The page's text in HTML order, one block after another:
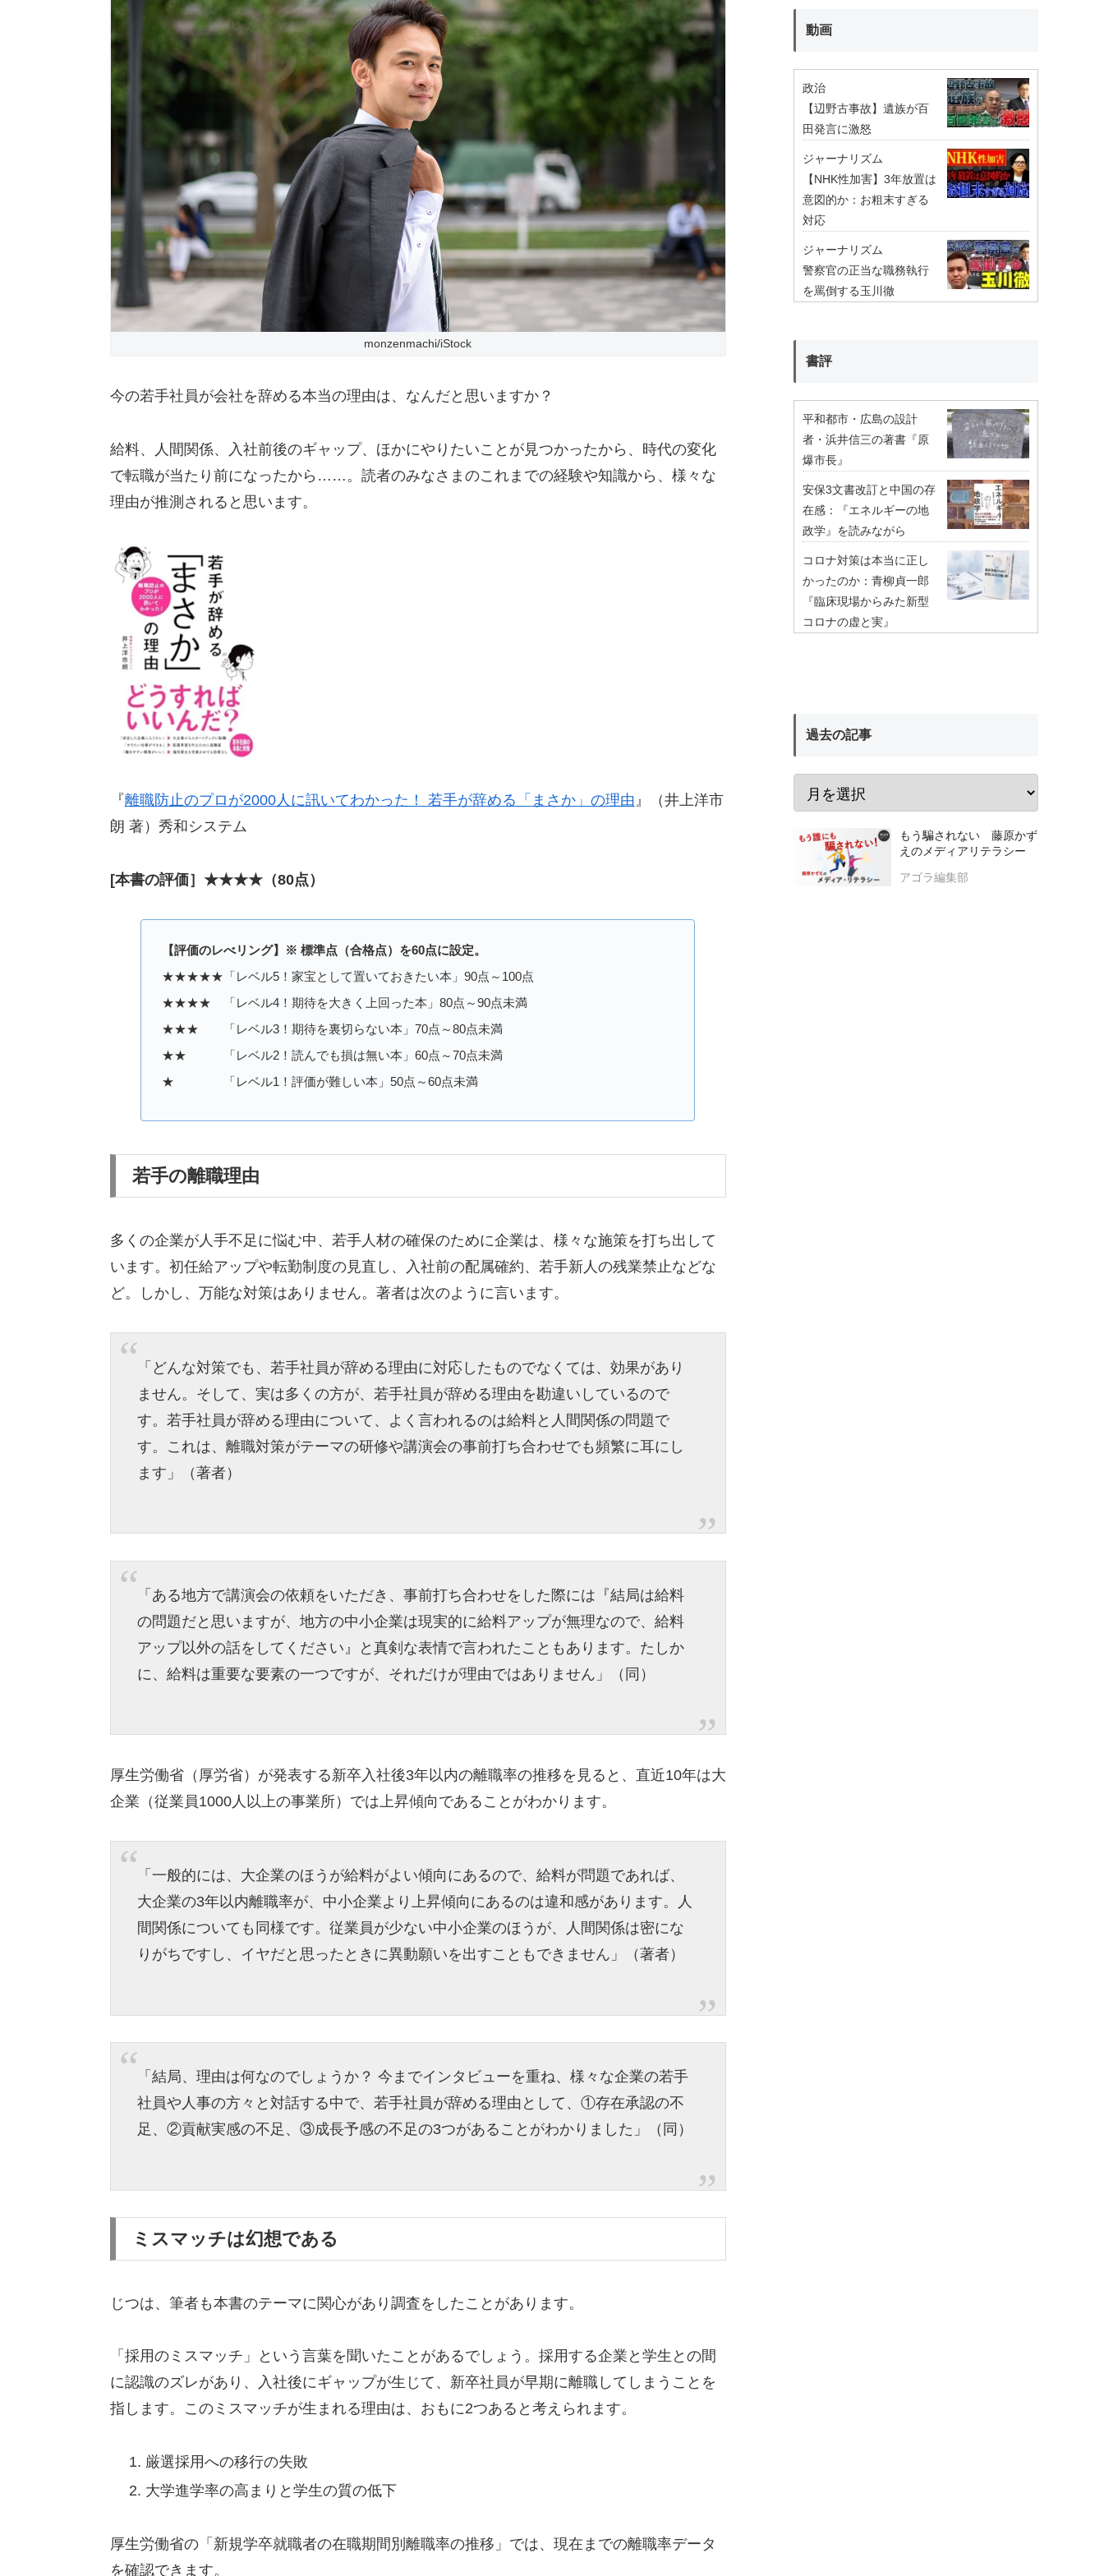
monzenmachi/iStock
今の若手社員が会社を辞める本当の理由は、なんだと思いますか？
給料、人間関係、入社前後のギャップ、ほかにやりたいことが見つかったから、時代の変化
で転職が当たり前になったから……。読者のみなさまのこれまでの経験や知識から、様々な
理由が推測されると思います。
『離職防止のプロが2000人に訊いてわかった！ 若手が辞める「まさか」の理由』（井上洋市
朗 著）秀和システム
[本書の評価］★★★★（80点）
【評価のレべリング】※ 標準点（合格点）を60点に設定。
★★★★★「レベル5！家宝として置いておきたい本」90点～100点
★★★★ 「レベル4！期待を大きく上回った本」80点～90点未満
★★★ 「レベル3！期待を裏切らない本」70点～80点未満
★★ 「レベル2！読んでも損は無い本」60点～70点未満
★ 「レベル1！評価が難しい本」50点～60点未満
若手の離職理由
多くの企業が人手不足に悩む中、若手人材の確保のために企業は、様々な施策を打ち出して
います。初任給アップや転勤制度の見直し、入社前の配属確約、若手新人の残業禁止などな
ど。しかし、万能な対策はありません。著者は次のように言います。
「どんな対策でも、若手社員が辞める理由に対応したものでなくては、効果があり
ません。そして、実は多くの方が、若手社員が辞める理由を勘違いしているので
す。若手社員が辞める理由について、よく言われるのは給料と人間関係の問題で
す。これは、離職対策がテーマの研修や講演会の事前打ち合わせでも頻繁に耳にし
ます」（著者）
「ある地方で講演会の依頼をいただき、事前打ち合わせをした際には『結局は給料
の問題だと思いますが、地方の中小企業は現実的に給料アップが無理なので、給料
アップ以外の話をしてください』と真剣な表情で言われたこともあります。たしか
に、給料は重要な要素の一つですが、それだけが理由ではありません」（同）
厚生労働省（厚労省）が発表する新卒入社後3年以内の離職率の推移を見ると、直近10年は大
企業（従業員1000人以上の事業所）では上昇傾向であることがわかります。
「一般的には、大企業のほうが給料がよい傾向にあるので、給料が問題であれば、
大企業の3年以内離職率が、中小企業より上昇傾向にあるのは違和感があります。人
間関係についても同様です。従業員が少ない中小企業のほうが、人間関係は密にな
りがちですし、イヤだと思ったときに異動願いを出すこともできません」（著者）
「結局、理由は何なのでしょうか？ 今までインタビューを重ね、様々な企業の若手
社員や人事の方々と対話する中で、若手社員が辞める理由として、①存在承認の不
足、②貢献実感の不足、③成長予感の不足の3つがあることがわかりました」（同）
ミスマッチは幻想である
じつは、筆者も本書のテーマに関心があり調査をしたことがあります。
「採用のミスマッチ」という言葉を聞いたことがあるでしょう。採用する企業と学生との間
に認識のズレがあり、入社後にギャップが生じて、新卒社員が早期に離職してしまうことを
指します。このミスマッチが生まれる理由は、おもに2つあると考えられます。
厳選採用への移行の失敗
大学進学率の高まりと学生の質の低下
厚生労働省の「新規学卒就職者の在職期間別離職率の推移」では、現在までの離職率データ
を確認できます。
動画
政治
【辺野古事故】遺族が百
田発言に激怒
ジャーナリズム
【NHK性加害】3年放置は
意図的か：お粗末すぎる
対応
ジャーナリズム
警察官の正当な職務執行
を罵倒する玉川徹
書評
平和都市・広島の設計
者・浜井信三の著書『原
爆市長』
安保3文書改訂と中国の存
在感：『エネルギーの地
政学』を読みながら
コロナ対策は本当に正し
かったのか：青柳貞一郎
『臨床現場からみた新型
コロナの虚と実』
過去の記事
もう騙されない 藤原かず
えのメディアリテラシー
アゴラ編集部